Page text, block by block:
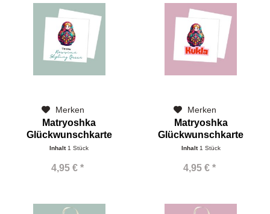
Merken
Matryoshka
Glückwunschkarte
klassisch
Inhalt 1 Stück
4,95 € *
Merken
Matryoshka
Glückwunschkarte
Kukla
Inhalt 1 Stück
4,95 € *